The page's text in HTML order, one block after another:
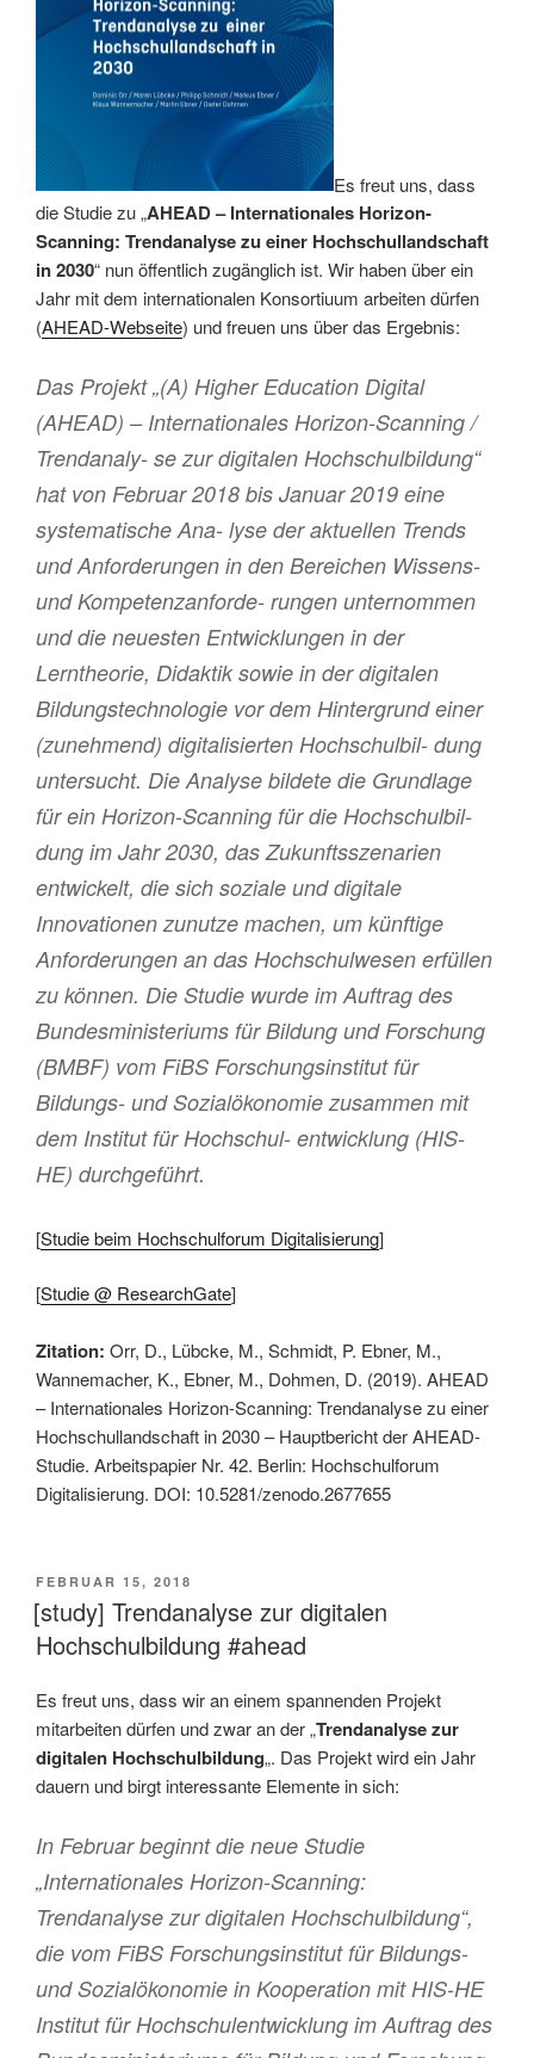
Es freut uns, dass
die Studie zu „AHEAD – Internationales Horizon-
Scanning: Trendanalyse zu einer Hochschullandschaft
in 2030“ nun öffentlich zugänglich ist. Wir haben über ein
Jahr mit dem internationalen Konsortiuum arbeiten dürfen
(AHEAD-Webseite) und freuen uns über das Ergebnis:
Das Projekt „(A) Higher Education Digital
(AHEAD) – Internationales Horizon-Scanning /
Trendanaly- se zur digitalen Hochschulbildung“
hat von Februar 2018 bis Januar 2019 eine
systematische Ana- lyse der aktuellen Trends
und Anforderungen in den Bereichen Wissens-
und Kompetenzanforde- rungen unternommen
und die neuesten Entwicklungen in der
Lerntheorie, Didaktik sowie in der digitalen
Bildungstechnologie vor dem Hintergrund einer
(zunehmend) digitalisierten Hochschulbil- dung
untersucht. Die Analyse bildete die Grundlage
für ein Horizon-Scanning für die Hochschulbil-
dung im Jahr 2030, das Zukunftsszenarien
entwickelt, die sich soziale und digitale
Innovationen zunutze machen, um künftige
Anforderungen an das Hochschulwesen erfüllen
zu können. Die Studie wurde im Auftrag des
Bundesministeriums für Bildung und Forschung
(BMBF) vom FiBS Forschungsinstitut für
Bildungs- und Sozialökonomie zusammen mit
dem Institut für Hochschul- entwicklung (HIS-
HE) durchgeführt.
[Studie beim Hochschulforum Digitalisierung]
[Studie @ ResearchGate]
Zitation: Orr, D., Lübcke, M., Schmidt, P. Ebner, M.,
Wannemacher, K., Ebner, M., Dohmen, D. (2019). AHEAD
– Internationales Horizon-Scanning: Trendanalyse zu einer
Hochschullandschaft in 2030 – Hauptbericht der AHEAD-
Studie. Arbeitspapier Nr. 42. Berlin: Hochschulforum
Digitalisierung. DOI: 10.5281/zenodo.2677655
VERÖFFENTLICHT
AM
FEBRUAR 15, 2018
[study] Trendanalyse zur digitalen
Hochschulbildung #ahead
Es freut uns, dass wir an einem spannenden Projekt
mitarbeiten dürfen und zwar an der „Trendanalyse zur
digitalen Hochschulbildung„. Das Projekt wird ein Jahr
dauern und birgt interessante Elemente in sich:
In Februar beginnt die neue Studie
„Internationales Horizon-Scanning:
Trendanalyse zur digitalen Hochschulbildung“,
die vom FiBS Forschungsinstitut für Bildungs-
und Sozialökonomie in Kooperation mit HIS-HE
Institut für Hochschulentwicklung im Auftrag des